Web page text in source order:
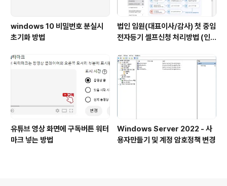
windows 10 비밀번호 분실시
초기화 방법
법인 임원(대표이사/감사) 첫 중임
전자등기 셀프신청 처리방법 (인
유튜브 영상 화면에 구독버튼 워터
마크 넣는 방법
Windows Server 2022 - 사
용자만들기 및 계정 암호정책 변경